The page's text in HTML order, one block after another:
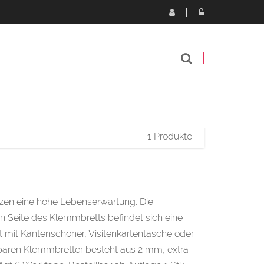
1 Produkte
eine hohe Lebenserwartung. Die
Seite des Klemmbretts befindet sich eine
Kantenschoner, Visitenkartentasche oder
Klemmbretter besteht aus 2 mm, extra